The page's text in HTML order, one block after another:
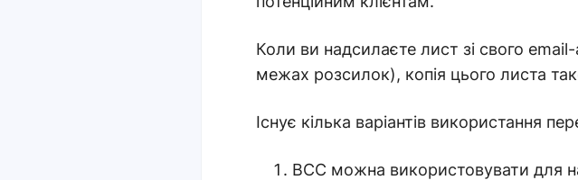
Коли ви надсилаєте лист зі свого
межах розсилок), копія цього листа
Існує кілька варіантів використання
BCC можна використовувати для